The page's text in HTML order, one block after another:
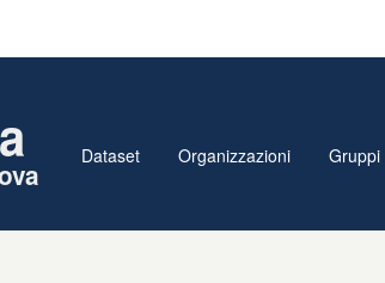
Dataset Organizzazioni Gruppi